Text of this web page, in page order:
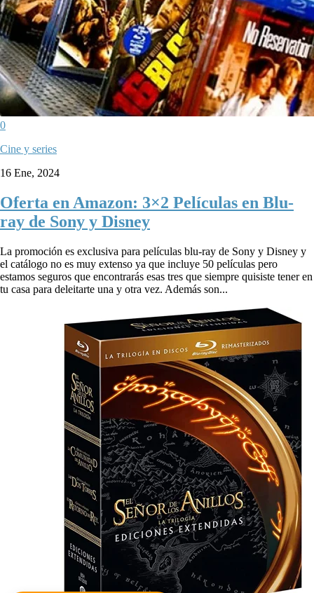
0
Cine y series
16 Ene, 2024
Oferta en Amazon: 3×2 Películas en Blu-
ray de Sony y Disney
La promoción es exclusiva para películas blu-ray de Sony y Disney y
el catálogo no es muy extenso ya que incluye 50 películas pero
estamos seguros que encontrarás esas tres que siempre quisiste tener en
tu casa para deleitarte una y otra vez. Además son...